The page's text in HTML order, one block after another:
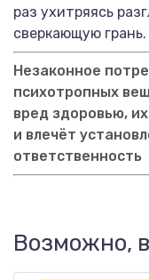
раз ухитряясь
сверкающую грань.
Незаконное
психотропных
вред здоровью,
и влечёт
ответственность
Возможно,